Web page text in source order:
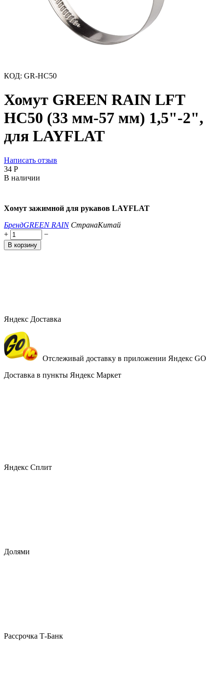
КОД: GR-HC50
Хомут GREEN RAIN LFT
HC50 (33 мм-57 мм) 1,5"-2",
для LAYFLAT
Написать отзыв
‍34‍ Р
В наличии
Хомут зажимной для рукавов LAYFLAT
БрендGREEN RAIN СтранаКитай
+
−
В корзину
Яндекс Доставка
Отслеживай доставку в приложении Яндекс GO
Доставка в пункты Яндекс Маркет
Яндекс Сплит
Долями
Рассрочка Т-Банк